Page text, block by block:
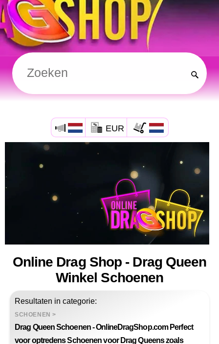
EUR
Online Drag Shop - Drag Queen
Winkel Schoenen
Resultaten in categorie:
SCHOENEN >
Drag Queen Schoenen - OnlineDragShop.com Perfect
voor optredens Schoenen voor Drag Queens zoals